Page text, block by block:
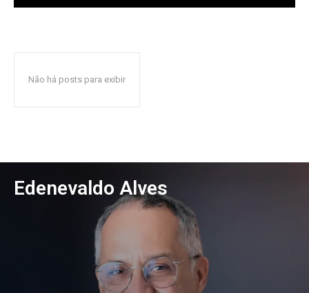
Não há posts para exibir
Edenevaldo Alves